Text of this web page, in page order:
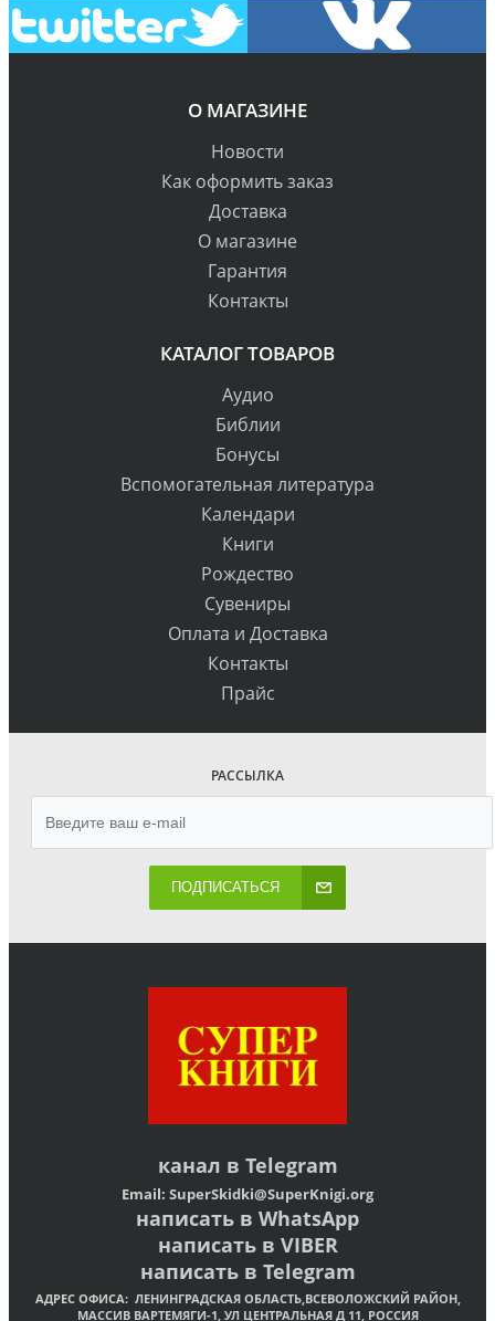
О МАГАЗИНЕ
Новости
Как оформить заказ
Доставка
О магазине
Гарантия
Контакты
КАТАЛОГ ТОВАРОВ
Аудио
Библии
Бонусы
Вспомогательная литература
Календари
Книги
Рождество
Сувениры
Оплата и Доставка
Контакты
Прайс
РАССЫЛКА
ПОДПИСАТЬСЯ
канал в Telegram
Email: SuperSkidki@SuperKnigi.org
написать в WhatsApp
написать в VIBER
написать в Telegram
АДРЕС ОФИСА: ЛЕНИНГРАДСКАЯ ОБЛАСТЬ,ВСЕВОЛОЖСКИЙ РАЙОН,
МАССИВ ВАРТЕМЯГИ-1, УЛ ЦЕНТРАЛЬНАЯ Д 11, РОССИЯ